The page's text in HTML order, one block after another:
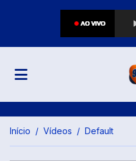
Início Vídeos Default